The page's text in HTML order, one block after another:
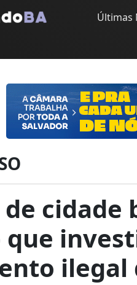
Últimas
cidade
que
ilegal